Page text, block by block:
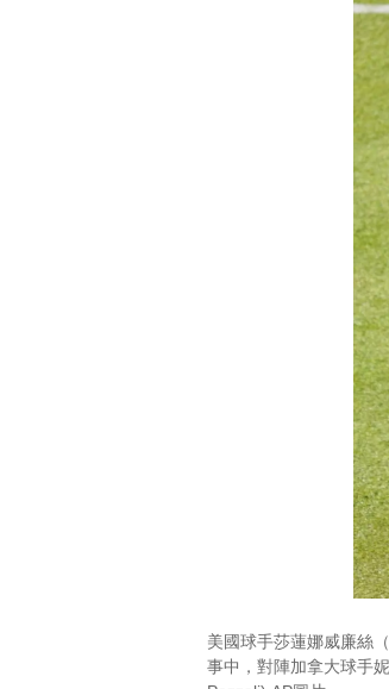
美國球手莎蓮娜威廉絲
事中，對陣加拿大球手